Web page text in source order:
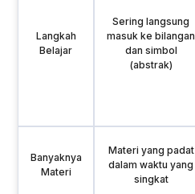
Langkah
Belajar
Sering langsung
masuk ke bilangan
dan simbol
(abstrak)
Banyaknya
Materi
Materi yang padat
dalam waktu yang
singkat